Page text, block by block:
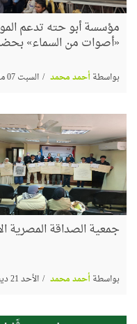
مؤسسة أبو حته تدعم
«أصوات من السماء»
بواسطةأحمد محمد السبت 07 مارس 2026
جمعية الصداقة المصرية
بواسطةأحمد محمد الأحد 21 ديسمبر 2025